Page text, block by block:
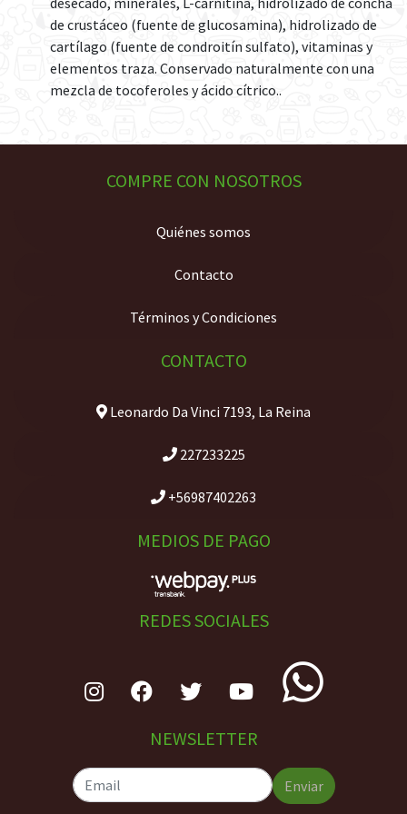
de crustáceo (fuente de glucosamina), hidrolizado de
cartílago (fuente de condroitín sulfato), vitaminas y
elementos traza. Conservado naturalmente con una
mezcla de tocoferoles y ácido cítrico..
COMPRE CON NOSOTROS
Quiénes somos
Contacto
Términos y Condiciones
CONTACTO
Leonardo Da Vinci 7193, La Reina
227233225
+56987402263
MEDIOS DE PAGO
REDES SOCIALES
NEWSLETTER
Enviar